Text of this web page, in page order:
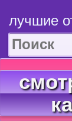
лучшие